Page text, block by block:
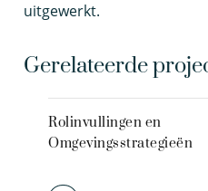
uitgewerkt.
Gerelateerde
Rolinvullingen en
Omgevingsstrategieën